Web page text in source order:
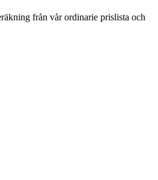
från vår ordinarie prislista och